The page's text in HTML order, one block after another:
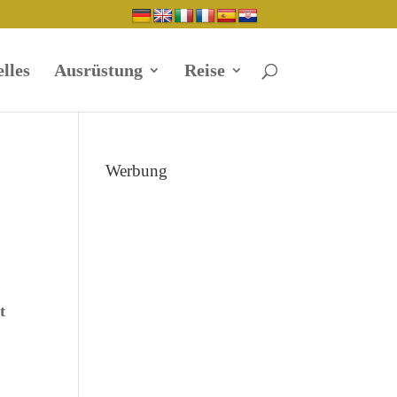
Ausrüstung Reise
Werbung